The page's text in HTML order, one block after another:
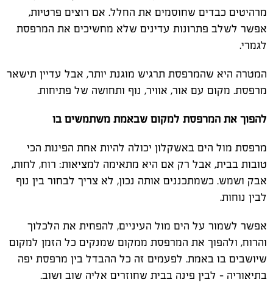
מרהיטים כבדים שחוסמים את החלל. אם רוצים פרטיות,
אפשר לשלב פתרונות עדינים שלא מחשיכים את המרפסת
לגמרי.
המטרה היא שהמרפסת תרגיש מוגנת יותר, אבל עדיין תישאר
מרפסת. מקום עם אור, אוויר, נוף ותחושה של פתיחות.
להפוך את המרפסת למקום שבאמת משתמשים בו
מרפסת מול הים באשקלון יכולה להיות אחת הפינות הכי
טובות בבית, אבל רק אם היא מתאימה למציאות: רוח, לחות,
אבק ושמש. כשמתכננים אותה נכון, לא צריך לבחור בין נוף
לבין נוחות.
אפשר לשמור על הים מול העיניים, להפחית את הלכלוך
והרוח, ולהפוך את המרפסת ממקום שמנקים כל הזמן למקום
שיושבים בו באמת. לפעמים זה כל ההבדל בין מרפסת יפה
בתיאוריה - לבין פינה בבית שחוזרים אליה שוב ושוב.